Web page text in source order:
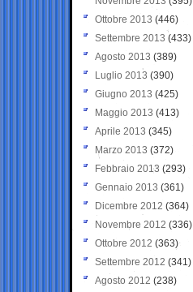
Ottobre 2013 (446)
Settembre 2013 (433)
Agosto 2013 (389)
Luglio 2013 (390)
Giugno 2013 (425)
Maggio 2013 (413)
Aprile 2013 (345)
Marzo 2013 (372)
Febbraio 2013 (293)
Gennaio 2013 (361)
Dicembre 2012 (364)
Novembre 2012 (336)
Ottobre 2012 (363)
Settembre 2012 (341)
Agosto 2012 (238)